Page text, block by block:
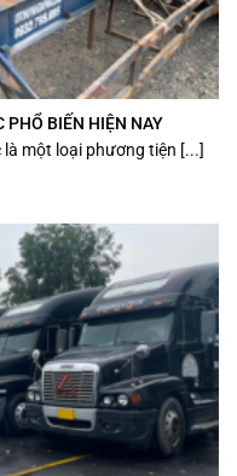
PHỔ BIẾN HIỆN NAY
là một loại phương tiện [...]